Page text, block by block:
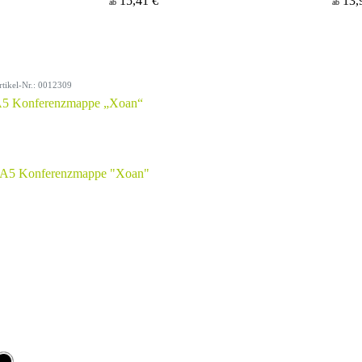
ab ab
Nr.: 0012309
Konferenzmappe „Xoan“